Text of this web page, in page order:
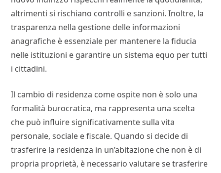
altrimenti si rischiano controlli e sanzioni. Inoltre, la
trasparenza nella gestione delle informazioni
anagrafiche è essenziale per mantenere la fiducia
nelle istituzioni e garantire un sistema equo per tutti
i cittadini.
Il cambio di residenza come ospite non è solo una
formalità burocratica, ma rappresenta una scelta
che può influire significativamente sulla vita
personale, sociale e fiscale. Quando si decide di
trasferire la residenza in un’abitazione che non è di
propria proprietà, è necessario valutare se trasferire